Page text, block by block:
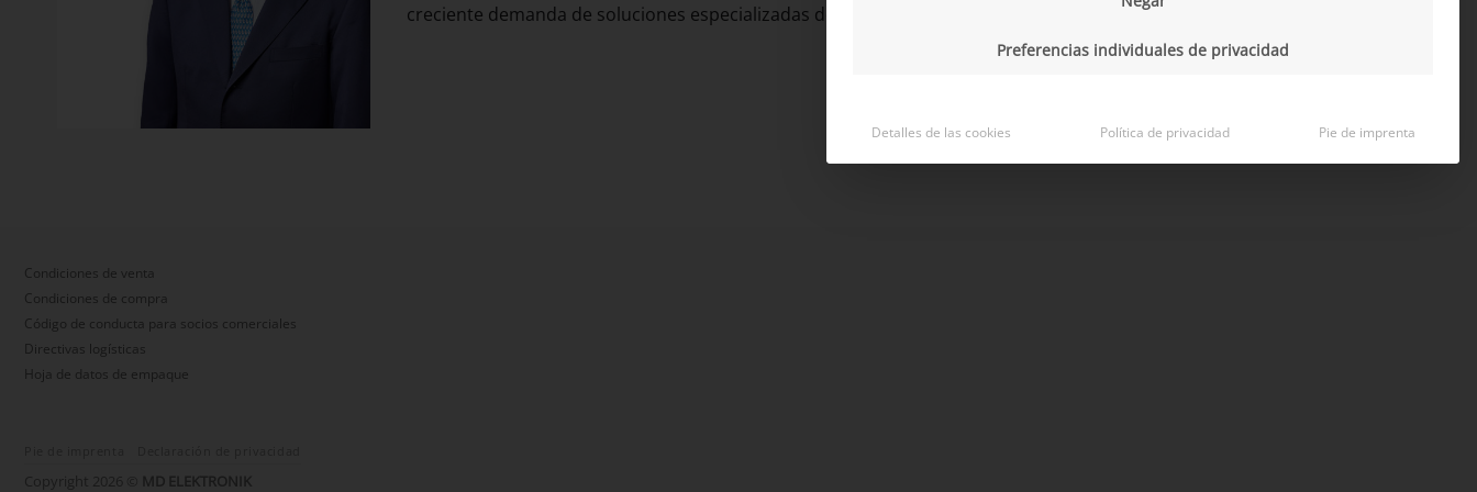
creciente demanda de soluciones especializadas de sistemas de cableado y por las fortalezas tecnológicas de la empresa.
Condiciones de venta
Condiciones de compra
Código de conducta para socios comerciales
Directivas logísticas
Hoja de datos de empaque
Copyright 2026 © MD ELEKTRONIK
Preferencias individuales de privacidad
Detalles de las cookies Política de privacidad Pie de imprenta